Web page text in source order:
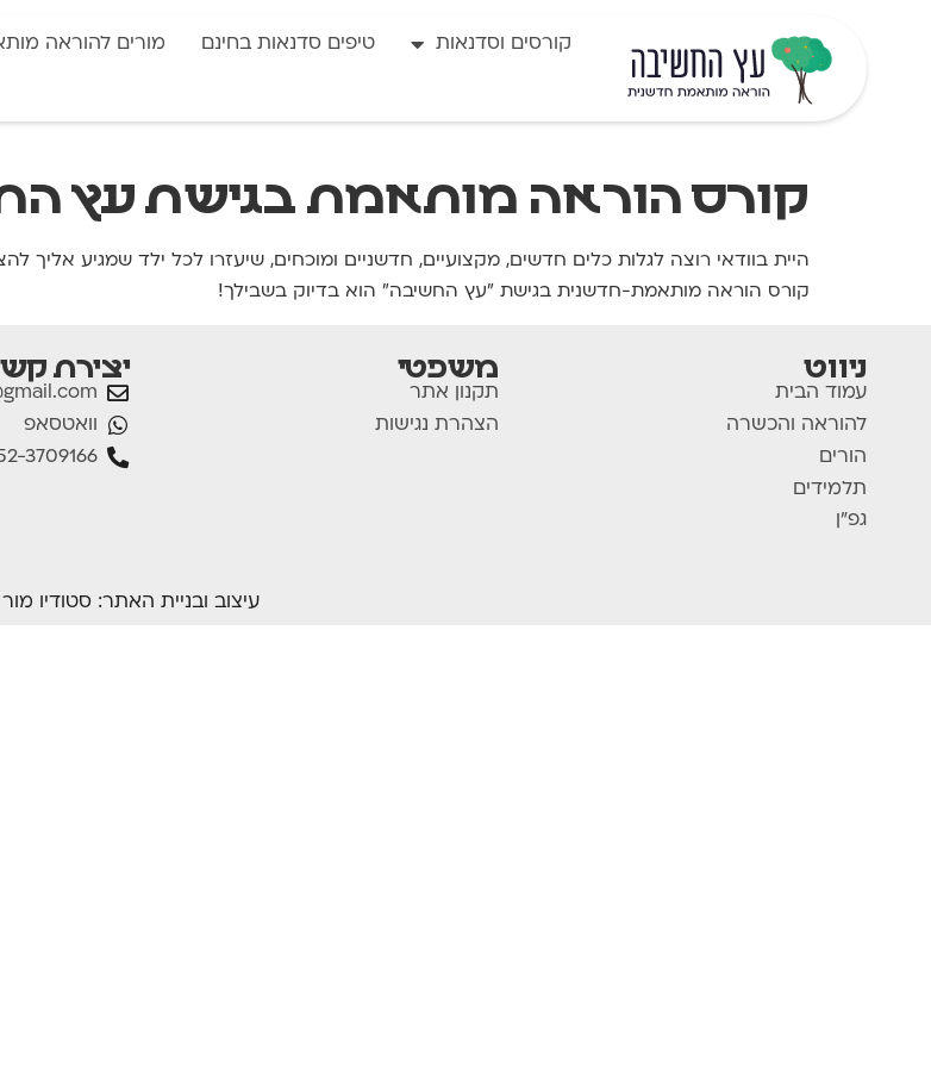
קורסים וסדנאות טיפים סדנאות בחינם מורים להוראה
קורס הוראה מותאמת בגישת עץ
היית בוודאי רוצה לגלות כלים חדשים, מקצועיים, חדשניים ומוכחים, שיעזרו לכל ילד שמגיע אליך
קורס הוראה מותאמת-חדשנית בגישת "עץ החשיבה" הוא בדיוק בשבילך!
ניווט
עמוד הבית
להוראה והכשרה
הורים
תלמידים
גפ"ן
משפטי
תקנון אתר
הצהרת נגישות
יצירת
וואטסאפ
3709166
עיצוב ובניית האתר: סטודיו מור